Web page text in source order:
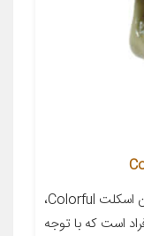
معرفی محصول سردنده مومو مدل کاپیتان اسکلت Colorful،
است که با توجه